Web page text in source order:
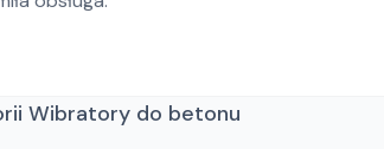
Wibratory do betonu